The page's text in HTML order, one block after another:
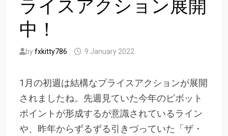
ライスアクション展開
中！
byfxkitty786 9 January 2022
1月の初週は結構なプライスアクションが展開
されましたね。先週見ていた今年のピボット
ポイントが形成するが意識されているライン
や、昨年からずるずる引きづっていた「ザ・